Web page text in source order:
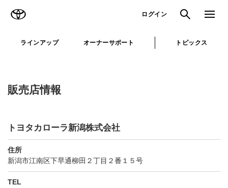
ログイン 検索 メニュ
ラインアップ オーナーサポート トピックス
販売店情報
トヨタカローラ新潟株式会社
住所
新潟市江南区下早通柳田２丁目２番１５号
TEL